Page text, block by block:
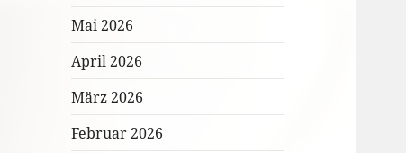
Mai 2026
April 2026
März 2026
Februar 2026